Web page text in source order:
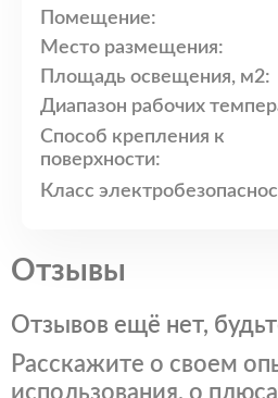
Помещение:
Место размещения:
Площадь освещения, м2:
Диапазон рабочих
Способ крепления к
поверхности:
Класс
Отзывы
Отзывов ещё нет,
Расскажите о своем
использования, о